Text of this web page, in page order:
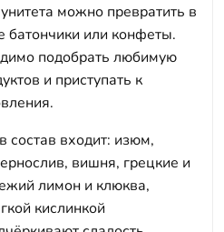
можно превратить в
батончики или конфеты.
подобрать любимую
и приступать к
состав входит: изюм,
вишня, грецкие и
лимон и клюква,
кислинкой